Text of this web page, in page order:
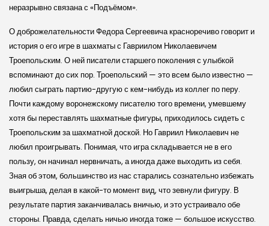
неразрывно связана с «Подъёмом».
О доброжелательности Федора Сергеевича красноречиво говорит и
история о его игре в шахматы с Гавриилом Николаевичем
Троепольским. О ней писатели старшего поколения с улыбкой
вспоминают до сих пор. Троепольский — это всем было известно —
любил сыграть партию-другую с кем-нибудь из коллег по перу.
Почти каждому воронежскому писателю того времени, умевшему
хотя бы переставлять шахматные фигуры, приходилось сидеть с
Троепольским за шахматной доской. Но Гавриил Николаевич не
любил проигрывать. Понимая, что игра складывается не в его
пользу, он начинал нервничать, а иногда даже выходить из себя.
Зная об этом, большинство из нас старались сознательно избежать
выигрыша, делая в какой-то момент вид, что зевнули фигуру. В
результате партия заканчивалась вничью, и это устраивало обе
стороны. Правда, сделать ничью иногда тоже — большое искусство.